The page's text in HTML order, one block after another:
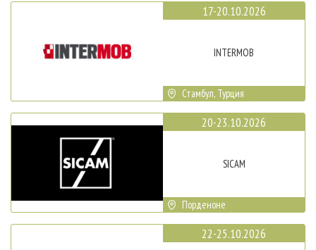
17-20.10.2026
INTERMOB
Стамбул, Турция
20-23.10.2026
SICAM
Порденоне
22-25.10.2026